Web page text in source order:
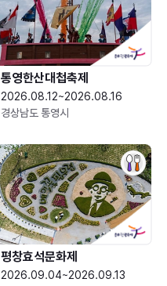
통영한산대첩축제
2026.08.12~2026.08.16
경상남도 통영시
평창효석문화제
2026.09.04~2026.09.13